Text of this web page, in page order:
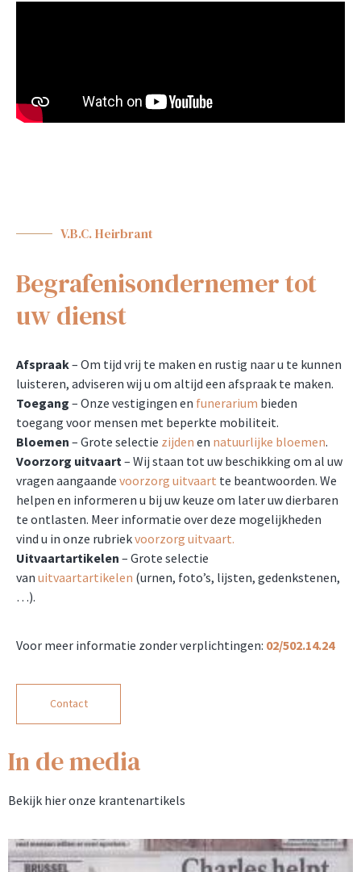
V.B.C. Heirbrant
Begrafenisondernemer tot
uw dienst
Afspraak– Om tijd vrij te maken en rustig naar u te kunnen
luisteren, adviseren wij u om altijd een afspraak te maken.
Toegang – Onze vestigingen en funerarium bieden
toegang voor mensen met beperkte mobiliteit.
Bloemen – Grote selectie zijden en natuurlijke bloemen.
Voorzorg uitvaart – Wij staan tot uw beschikking om al uw
vragen aangaande voorzorg uitvaart te beantwoorden. We
helpen en informeren u bij uw keuze om later uw dierbaren
te ontlasten. Meer informatie over deze mogelijkheden
vind u in onze rubriekvoorzorg uitvaart.
Uitvaartartikelen – Grote selectie
van uitvaartartikelen (urnen, foto’s, lijsten, gedenkstenen,
…).
Voor meer informatie zonder verplichtingen: 02/502.14.24
Contact
In de media
Bekijk hier onze krantenartikels